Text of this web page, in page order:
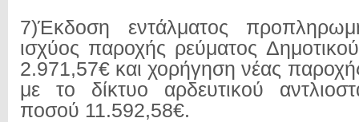
7)Έκδοση εντάλματος
ισχύος παροχής ρεύματος
2.971,57€ και χορήγηση νέας
με το δίκτυο αρδευτικού
ποσού 11.592,58€.